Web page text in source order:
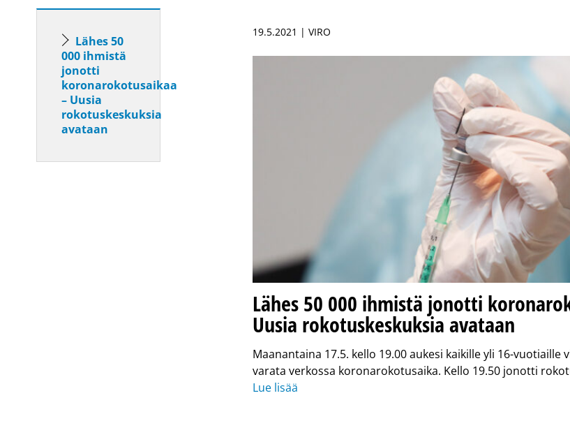
Lähes 50
000 ihmistä
jonotti
koronarokotusaikaa
– Uusia
rokotuskeskuksia
avataan
19.5.2021 | VIRO
Lähes 50 000 ihmistä jonotti
Uusia rokotuskeskuksia avataan
Maanantaina 17.5. kello 19.00 aukesi kaikille yli 16-vuotiaille
varata verkossa koronarokotusaika. Kello 19.50 jonotti
Lue lisää